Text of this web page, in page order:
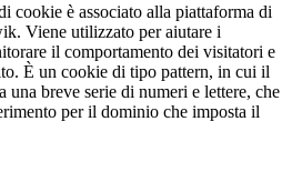
cookie è associato alla piattaforma di
Viene utilizzato per aiutare i
il comportamento dei visitatori e
È un cookie di tipo pattern, in cui il
una breve serie di numeri e lettere, che
per il dominio che imposta il